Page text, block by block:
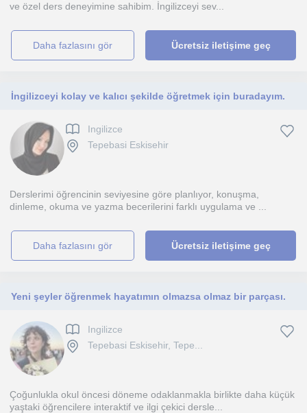
ve özel ders deneyimine sahibim. İngilizceyi sev...
daha fazlasını gör Ücretsiz iletişime geç
İngilizceyi kolay ve kalıcı şekilde öğretmek için buradayım.
Ingilizce
Tepebasi Eskisehir
Derslerimi öğrencinin seviyesine göre planlıyor, konuşma,
dinleme, okuma ve yazma becerilerini farklı uygulama ve ...
daha fazlasını gör Ücretsiz iletişime geç
Yeni şeyler öğrenmek hayatımın olmazsa olmaz bir parçası.
Ingilizce
Tepebasi Eskisehir, Tepe...
Çoğunlukla okul öncesi döneme odaklanmakla birlikte daha küçük
yaştaki öğrencilere interaktif ve ilgi çekici dersle...